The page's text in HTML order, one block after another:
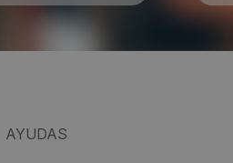
AYUDAS